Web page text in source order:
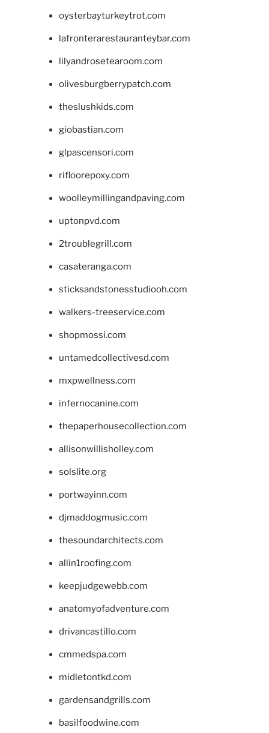
oysterbayturkeytrot.com
lafronterarestauranteybar.com
lilyandrosetearoom.com
olivesburgberrypatch.com
theslushkids.com
giobastian.com
glpascensori.com
rifloorepoxy.com
woolleymillingandpaving.com
uptonpvd.com
2troublegrill.com
casateranga.com
sticksandstonesstudiooh.com
walkers-treeservice.com
shopmossi.com
untamedcollectivesd.com
mxpwellness.com
infernocanine.com
thepaperhousecollection.com
allisonwillisholley.com
solslite.org
portwayinn.com
djmaddogmusic.com
thesoundarchitects.com
allin1roofing.com
keepjudgewebb.com
anatomyofadventure.com
drivancastillo.com
cmmedspa.com
midletontkd.com
gardensandgrills.com
basilfoodwine.com